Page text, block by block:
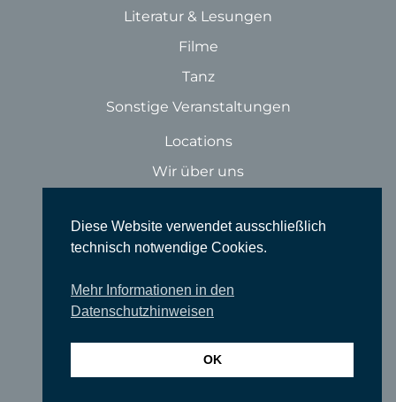
Literatur & Lesungen
Filme
Tanz
Sonstige Veranstaltungen
Locations
Wir über uns
TIEFGANG
Partner
Förderer
Fördern Sie uns!
Impressum
Diese Website verwendet ausschließlich
technisch notwendige Cookies.
Mehr Informationen in den
Datenschutzhinweisen
OK